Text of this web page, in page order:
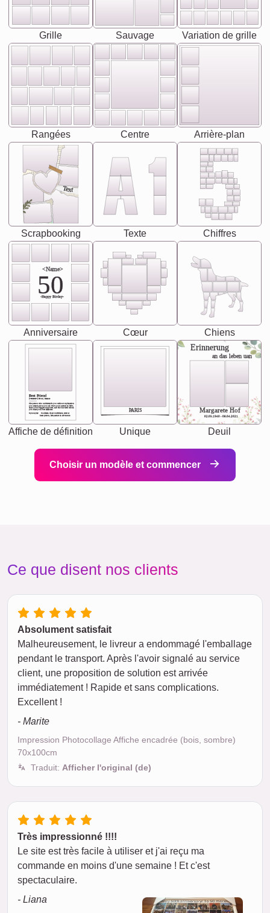
Grille Sauvage Variation de grille
Rangées Centre Arrière-plan
Text
Scrapbooking Texte Chiffres
<Name>
50
-Happy Birday-
Anniversaire Cœur Chiens
Best Friend
[<NAME>] Noun, feminie
Synonyms: Soulmate, closet confidante, sister at
heart person, life partner in adventure.
The person who understands you without explanation
you accepts just as you are. She's your partner in life's,
chaos your biggest supporter, and the one with whom
you share your best memories.
Affiche de définition
PARIS
Unique
Erinnerung
an das leben uan
Margarete Hof
02.05.1940 - 08.04.2021
Deuil
Choisir un modèle et commencer
Ce que disent nos clients
Absolument satisfait
Malheureusement, le livreur a endommagé l'emballage
pendant le transport. Après l'avoir signalé au service
client, une proposition de solution est arrivée
immédiatement ! Rapide et sans complications.
Excellent !
- Marite
Impression Photocollage Affiche encadrée (bois, sombre)
70x100cm
Traduit: Afficher l'original (de)
Très impressionné !!!!
Le site est très facile à utiliser et j'ai reçu ma
commande en moins d'une semaine ! Et c'est
spectaculaire.
- Liana